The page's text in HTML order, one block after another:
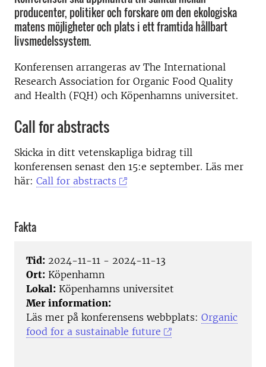
producenter, politiker och forskare om den ekologiska
matens möjligheter och plats i ett framtida hållbart
livsmedelssystem.
Konferensen arrangeras av The International
Research Association for Organic Food Quality
and Health (FQH) och Köpenhamns universitet.
Call for abstracts
Skicka in ditt vetenskapliga bidrag till
konferensen senast den 15:e september. Läs mer
här: Call for abstracts
Fakta
Tid: 2024-11-11 - 2024-11-13
Ort: Köpenhamn
Lokal: Köpenhamns universitet
Mer information:
Läs mer på konferensens webbplats: Organic
food for a sustainable future